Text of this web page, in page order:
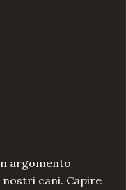
argomento
cani. Capire